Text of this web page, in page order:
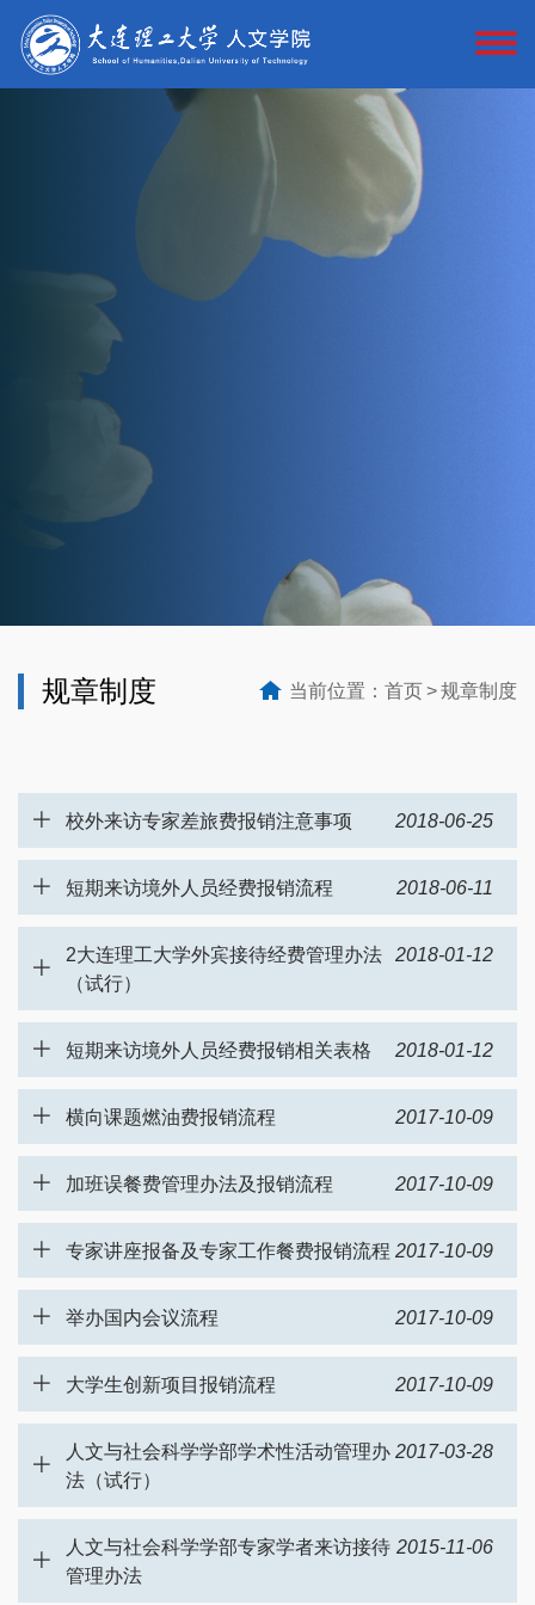
规章制度 当前位置： 首页 规章制度
2018-06-25
校外来访专家差旅费报销注意事项
2018-06-11
短期来访境外人员经费报销流程
2018-01-12
2大连理工大学外宾接待经费管理办法
（试行）
2018-01-12
短期来访境外人员经费报销相关表格
2017-10-09
横向课题燃油费报销流程
2017-10-09
加班误餐费管理办法及报销流程
2017-10-09
专家讲座报备及专家工作餐费报销流程
2017-10-09
举办国内会议流程
2017-10-09
大学生创新项目报销流程
2017-03-28
人文与社会科学学部学术性活动管理办
法（试行）
2015-11-06
人文与社会科学学部专家学者来访接待
管理办法